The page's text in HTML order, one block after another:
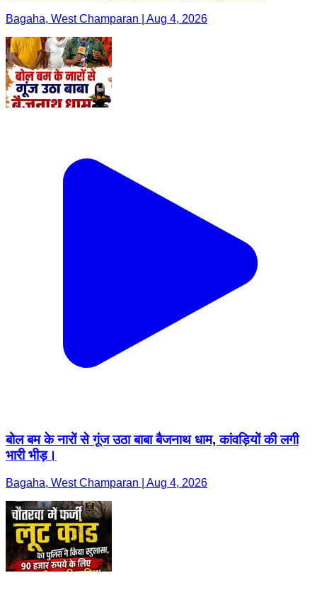
Bagaha, West Champaran | Aug 4, 2026
बोल बम के नारों से गूंज उठा बाबा बैजनाथ धाम, कांवड़ियों की लगी
भारी भीड़।
Bagaha, West Champaran | Aug 4, 2026